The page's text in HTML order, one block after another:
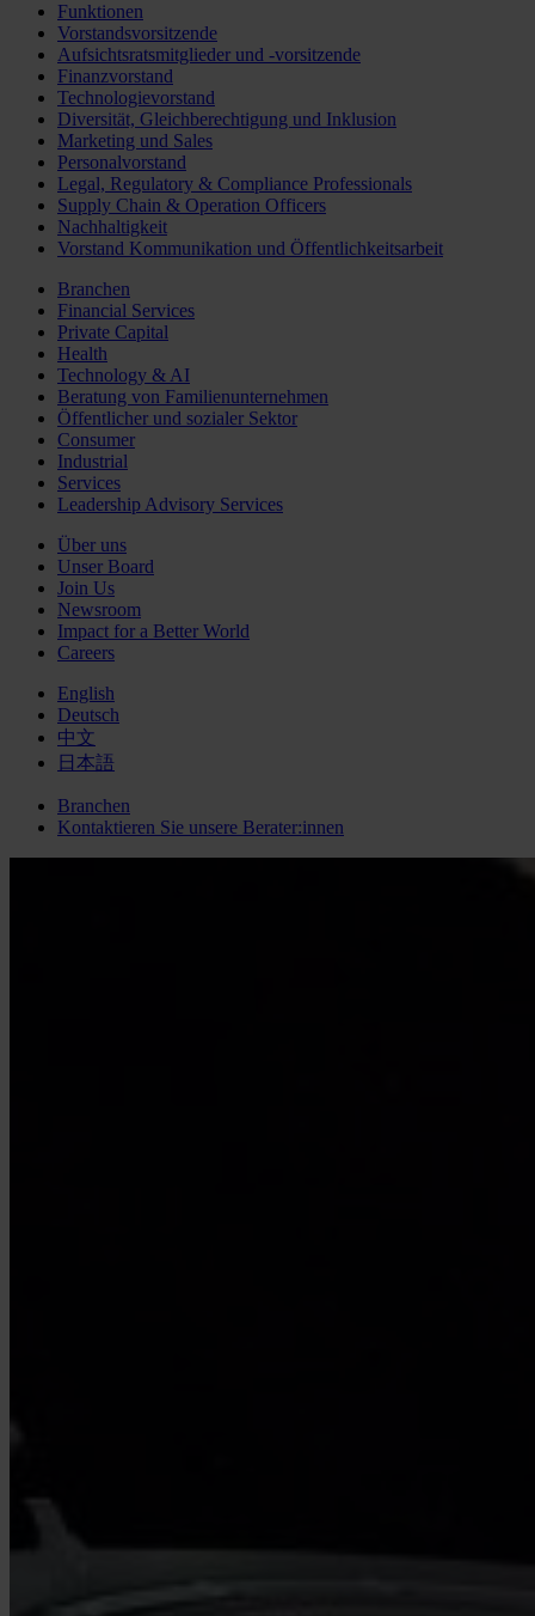
Funktionen
Vorstandsvorsitzende
Aufsichtsratsmitglieder und -vorsitzende
Finanzvorstand
Technologievorstand
Diversität, Gleichberechtigung und Inklusion
Marketing und Sales
Personalvorstand
Legal, Regulatory & Compliance Professionals
Supply Chain & Operation Officers
Nachhaltigkeit
Vorstand Kommunikation und Öffentlichkeitsarbeit
Branchen
Financial Services
Private Capital
Health
Technology & AI
Beratung von Familienunternehmen
Öffentlicher und sozialer Sektor
Consumer
Industrial
Services
Leadership Advisory Services
Über uns
Unser Board
Join Us
Newsroom
Impact for a Better World
Careers
English
Deutsch
中文
日本語
Branchen
Kontaktieren Sie unsere Berater:innen